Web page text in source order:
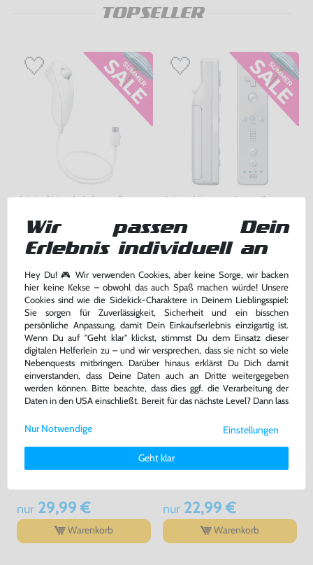
TOPSELLER
Original Nunchuk Controller
sehr guter Zustand, gebraucht
jetzt nur8,79 €
Warenkorb
Original Remote Controller
sehr guter Zustand, gebraucht
jetzt nur22,49 €
Warenkorb
Original Remote Controller
#schwarz RVL-003 [Nintendo]
nur29,99 €
Warenkorb
Original Remote Controller
#weiß RVL-003 [Nintendo]
nur22,99 €
Warenkorb
Wir passen Dein
Erlebnis individuell an
Hey Du! 🎮 Wir verwenden Cookies, aber keine Sorge, wir backen
hier keine Kekse – obwohl das auch Spaß machen würde! Unsere
Cookies sind wie die Sidekick-Charaktere in Deinem Lieblingsspiel:
Sie sorgen für Zuverlässigkeit, Sicherheit und ein bisschen
persönliche Anpassung, damit Dein Einkaufserlebnis einzigartig ist.
Wenn Du auf "Geht klar" klickst, stimmst Du dem Einsatz dieser
digitalen Helferlein zu – und wir versprechen, dass sie nicht so viele
Nebenquests mitbringen. Darüber hinaus erklärst Du Dich damit
einverstanden, dass Deine Daten auch an Dritte weitergegeben
werden können. Bitte beachte, dass dies ggf. die Verarbeitung der
Daten in den USA einschließt. Bereit für das nächste Level? Dann lass
Weitere Informationen zu den von uns verwendeten Cookies und
Deinen Rechten als Nutzer findest Du in unsererDaten­schutz­
Impressum.
Einstellungen
Geht klar
Nur Notwendige